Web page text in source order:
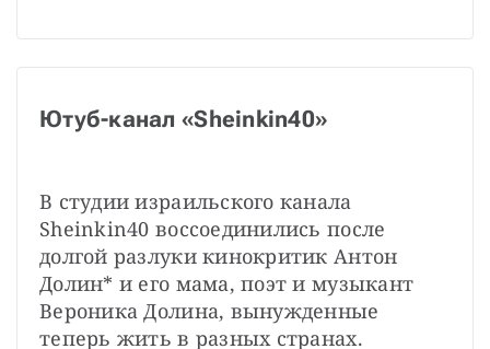
Ютуб-канал «Sheinkin40»
В студии израильского канала
Sheinkin40 воссоединились после
долгой разлуки кинокритик Антон
Долин* и его мама, поэт и музыкант
Вероника Долина, вынужденные
теперь жить в разных странах.